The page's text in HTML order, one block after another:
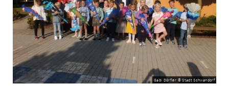
Gabi Dörfler © Stadt Schwandorf